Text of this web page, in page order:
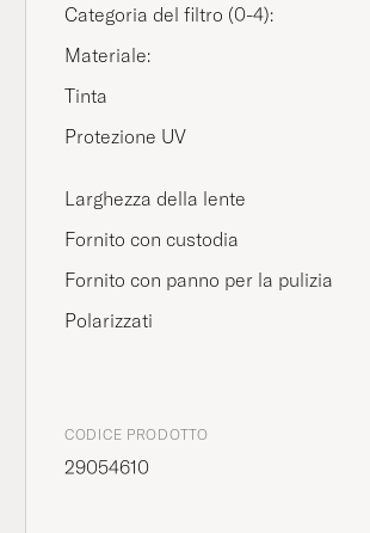
Categoria del filtro (0-4):
Materiale:
Tinta
Protezione UV
Larghezza della lente
Fornito con custodia
Fornito con panno per la pulizia
Polarizzati
CODICE PRODOTTO
29054610